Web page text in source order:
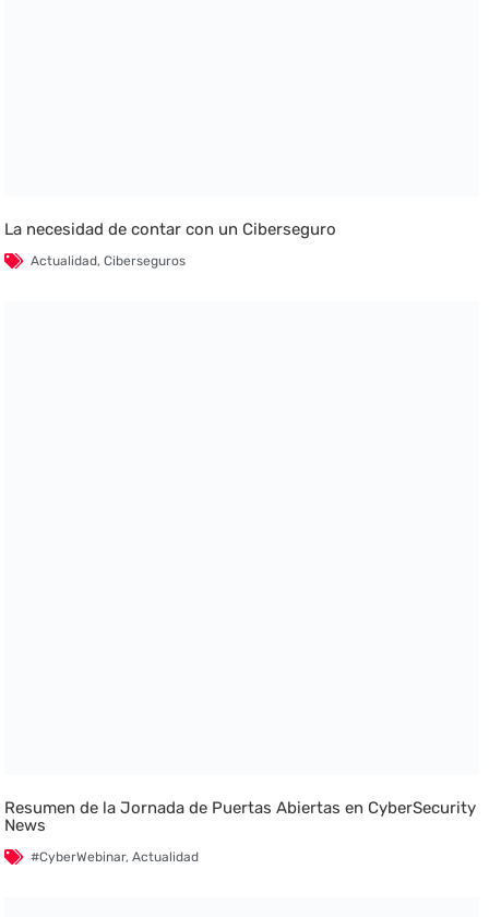
La necesidad de contar con un Ciberseguro
Actualidad,Ciberseguros
Resumen de la Jornada de Puertas Abiertas en CyberSecurity
News
#CyberWebinar,Actualidad